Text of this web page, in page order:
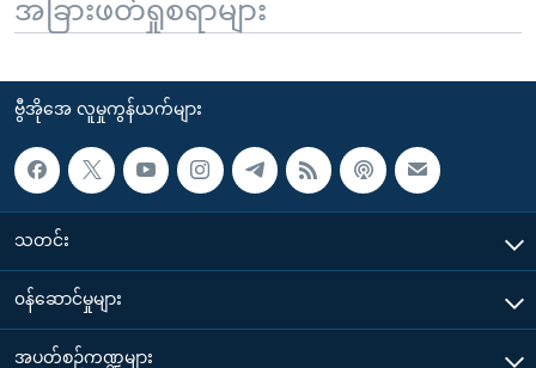
အခြားဖတ်ရှုစရာများ
ဗွီအိုအေ လူမှုကွန်ယက်များ
သတင်း
၀န်ဆောင်မှုများ
အပတ်စဉ်ကဏ္ဍများ